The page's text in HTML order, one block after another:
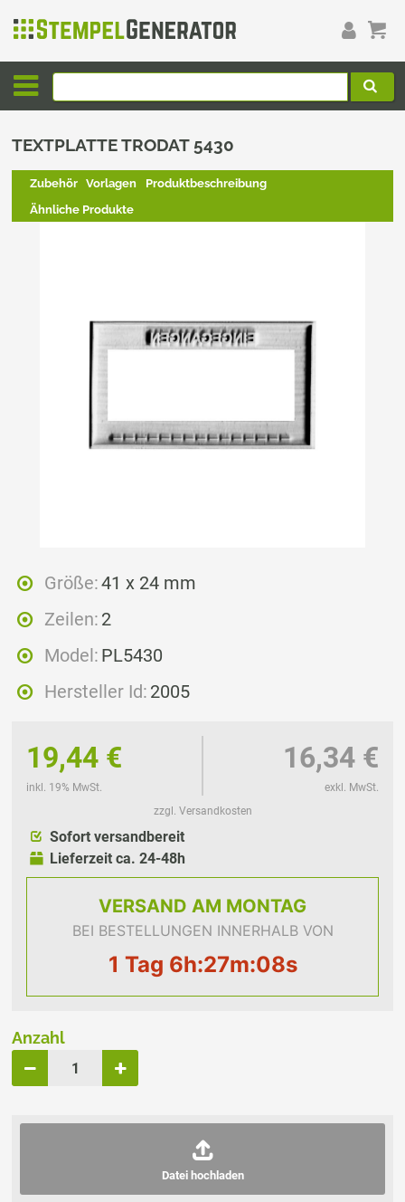
TEXTPLATTE TRODAT 5430
Zubehör Vorlagen
Produktbeschreibung
Ähnliche Produkte
Größe:41 x 24 mm
Zeilen: 2
Model: PL5430
Hersteller Id: 2005
19,44 €
inkl. 19% MwSt.
16,34 €
exkl. MwSt.
zzgl. Versandkosten
Sofort versandbereit
Lieferzeit ca. 24-48h
VERSAND AM MONTAG
BEI BESTELLUNGEN INNERHALB VON
1 Tag 6h:27m:07s
Anzahl
Datei hochladen